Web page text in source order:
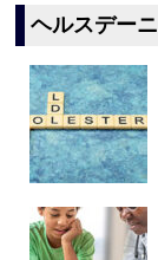
ヘルスデー